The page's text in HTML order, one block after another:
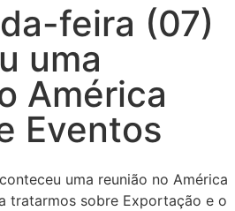
feira (07)
uma
América
Eventos
uma reunião no América
tratarmos sobre Exportação e o